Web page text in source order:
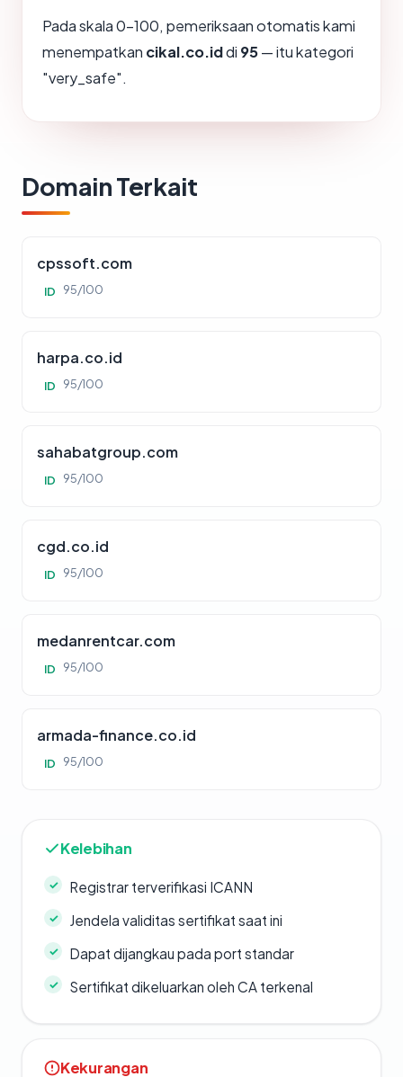
Pada skala 0-100, pemeriksaan otomatis kami
menempatkan cikal.co.iddi 95— itu kategori
"very_safe".
Domain Terkait
cpssoft.com
ID 95/100
harpa.co.id
ID 95/100
sahabatgroup.com
ID 95/100
cgd.co.id
ID 95/100
medanrentcar.com
ID 95/100
armada-finance.co.id
ID 95/100
Kelebihan
Registrar terverifikasi ICANN
Jendela validitas sertifikat saat ini
Dapat dijangkau pada port standar
Sertifikat dikeluarkan oleh CA terkenal
Kekurangan